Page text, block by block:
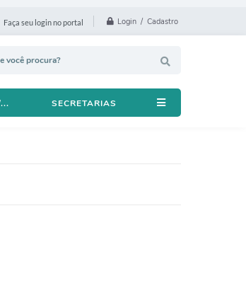
Faça seu login no portal Login / Cadastro
SECRETARIAS